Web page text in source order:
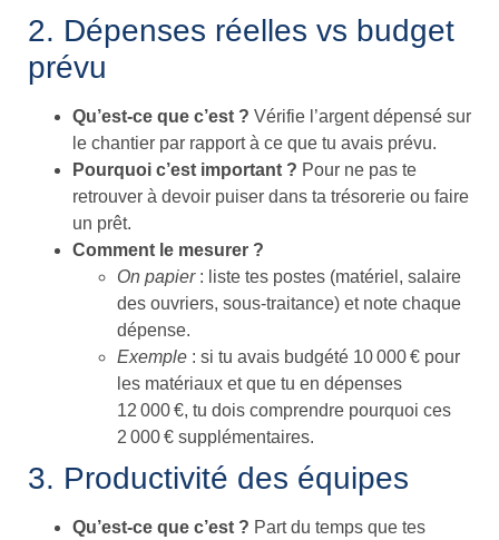
2. Dépenses réelles vs budget
prévu
Qu’est-ce que c’est ? Vérifie l’argent dépensé sur
le chantier par rapport à ce que tu avais prévu.
Pourquoi c’est important ? Pour ne pas te
retrouver à devoir puiser dans ta trésorerie ou faire
un prêt.
Comment le mesurer ?
On papier: liste tes postes (matériel, salaire
des ouvriers, sous-traitance) et note chaque
dépense.
Exemple : si tu avais budgété 10 000 € pour
les matériaux et que tu en dépenses
12 000 €, tu dois comprendre pourquoi ces
2 000 € supplémentaires.
3. Productivité des équipes
Qu’est-ce que c’est ? Part du temps que tes